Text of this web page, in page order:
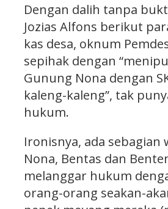
Dengan dalih tanpa
Jozias Alfons berikut
kas desa, oknum
sepihak dengan
Gunung Nona dengan
kaleng-kaleng”, tak
hukum.
Ironisnya, ada
Nona, Bentas dan
melanggar hukum
orang-orang seakan-